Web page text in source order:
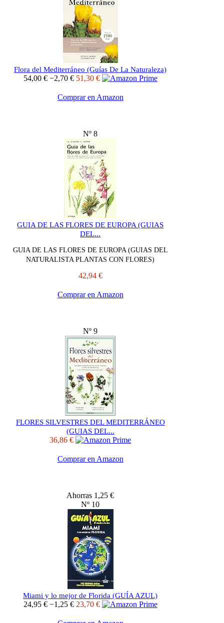
Flora del Mediterráneo (Guías De La Naturaleza)
54,00 € −2,70 € 51,30 €
Comprar en Amazon
Nº 8
GUIA DE LAS FLORES DE EUROPA (GUIAS
DEL...
GUIA DE LAS FLORES DE EUROPA (GUIAS DEL
NATURALISTA PLANTAS CON FLORES)
42,94 €
Comprar en Amazon
Nº 9
FLORES SILVESTRES DEL MEDITERRÁNEO
(GUIAS DEL...
36,86 €
Comprar en Amazon
Ahorras 1,25 €
Nº 10
Miami y lo mejor de Florida (GUÍA AZUL)
24,95 € −1,25 € 23,70 €